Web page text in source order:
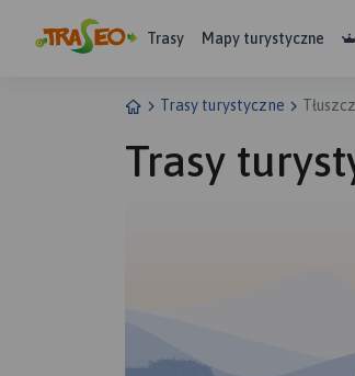
Trasy Mapy turystyczne
Trasy turystyczne Tłuszcz
Trasy